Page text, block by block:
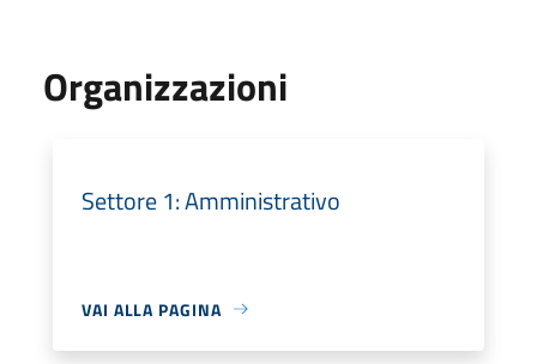
Organizzazioni
Settore 1: Amministrativo
VAI ALLA PAGINA